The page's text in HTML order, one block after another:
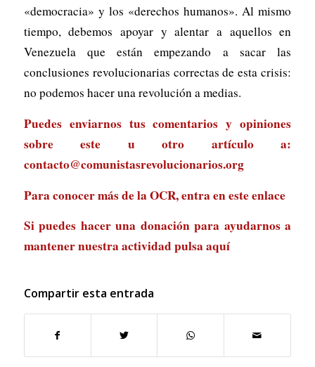
«democracia» y los «derechos humanos». Al mismo
tiempo, debemos apoyar y alentar a aquellos en
Venezuela que están empezando a sacar las
conclusiones revolucionarias correctas de esta crisis:
no podemos hacer una revolución a medias.
Puedes enviarnos tus comentarios y opiniones
sobre este u otro artículo a:
contacto@comunistasrevolucionarios.org
Para conocer más de la OCR, entra eneste enlace
Si puedes hacer una donación para ayudarnos a
mantener nuestra actividad pulsa aquí
Compartir esta entrada